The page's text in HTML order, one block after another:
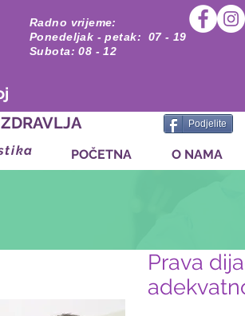
Radno vrijeme:
Ponedeljak - petak: 07 - 19
Subota: 08 - 12
Podjelite
POČETNA O NAMA
Prava